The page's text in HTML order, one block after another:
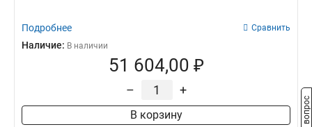
Подробнее Сравнить
Наличие: В наличии
51 604,00 ₽
– +
В корзину